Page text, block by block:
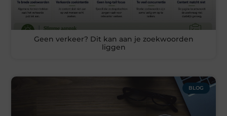
Geen verkeer? Dit kan aan je zoekwoorden
liggen
BLOG